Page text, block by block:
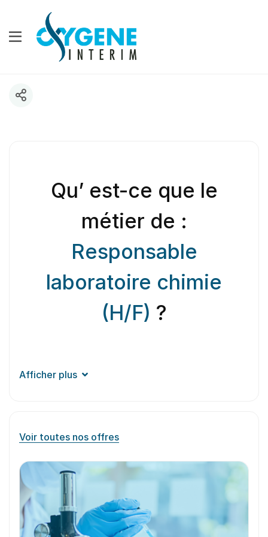
Qu’ est-ce que le
métier de :
Responsable
laboratoire chimie
(H/F) ?
Aperçu dumétier
Le Responsable laboratoire chimie supervise et
Afficher plus
Voir toutes nos offres